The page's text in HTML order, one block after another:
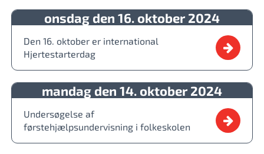
onsdag den 16. oktober 2024
Den 16. oktober er international
Hjertestarterdag
mandag den 14. oktober 2024
Undersøgelse af
førstehjælpsundervisning i folkeskolen